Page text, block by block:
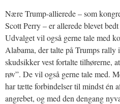
Nære Trump-allierede – som
Scott Perry – er allerede blevet
Udvalget vil også gerne tale med
Alabama, der talte på Trumps rally
skudsikker vest fortalte tilhørerne,
røv”. De vil også gerne tale med.
har tætte forbindelser til mindst én
angrebet, og med den dengang